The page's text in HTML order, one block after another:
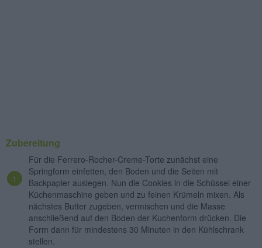
Zubereitung
Für die Ferrero-Rocher-Creme-Torte zunächst eine
Springform einfetten, den Boden und die Seiten mit
Backpapier auslegen. Nun die Cookies in die Schüssel einer
Küchenmaschine geben und zu feinen Krümeln mixen. Als
nächstes Butter zugeben, vermischen und die Masse
anschließend auf den Boden der Kuchenform drücken. Die
Form dann für mindestens 30 Minuten in den Kühlschrank
stellen.